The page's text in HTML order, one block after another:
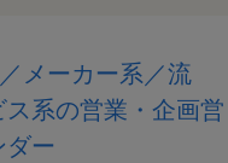
メーカー系／流
ス系の営業・企画営
ー